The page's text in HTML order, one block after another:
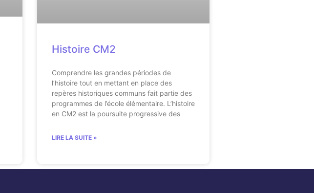
Histoire CM2
Comprendre les grandes périodes de
l’histoire tout en mettant en place des
repères historiques communs fait partie des
programmes de l’école élémentaire. L’histoire
en CM2 est la poursuite progressive des
LIRE LA SUITE »